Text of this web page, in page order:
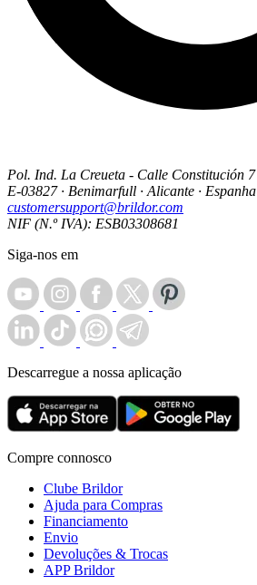
Pol. Ind. La Creueta - Calle Constitución 7
E-03827 · Benimarfull · Alicante · Espanha
customersupport@brildor.com
NIF (N.º IVA): ESB03308681
Siga-nos em
Descarregue a nossa aplicação
Compre connosco
Clube Brildor
Ajuda para Compras
Financiamento
Envio
Devoluções & Trocas
APP Brildor